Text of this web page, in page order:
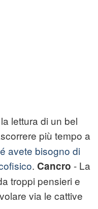
lettura di un bel
più tempo a
avete bisogno di
. Cancro - La
troppi pensieri e
via le cattive